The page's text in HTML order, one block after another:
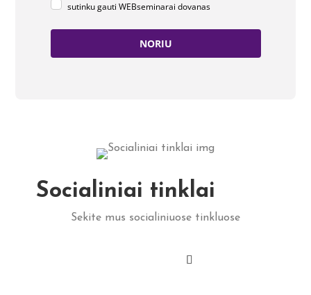
sutinku gauti WEBseminarai dovanas
NORIU
Socialiniai tinklai
Sekite mus socialiniuose tinkluose